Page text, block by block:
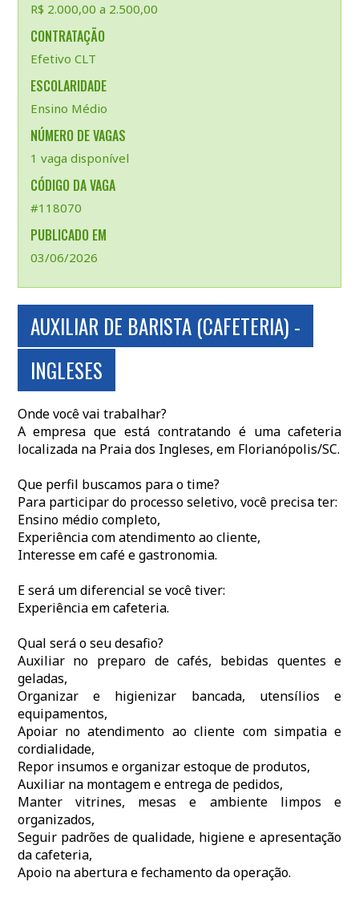
R$ 2.000,00 a 2.500,00
CONTRATAÇÃO
Efetivo CLT
ESCOLARIDADE
Ensino Médio
NÚMERO DE VAGAS
1 vaga disponível
CÓDIGO DA VAGA
#118070
PUBLICADO EM
03/06/2026
AUXILIAR DE BARISTA (CAFETERIA) -
INGLESES
Onde você vai trabalhar?
A empresa que está contratando é uma cafeteria
localizada na Praia dos Ingleses, em Florianópolis/SC.
Que perfil buscamos para o time?
Para participar do processo seletivo, você precisa ter:
Ensino médio completo,
Experiência com atendimento ao cliente,
Interesse em café e gastronomia.
E será um diferencial se você tiver:
Experiência em cafeteria.
Qual será o seu desafio?
Auxiliar no preparo de cafés, bebidas quentes e
geladas,
Organizar e higienizar bancada, utensílios e
equipamentos,
Apoiar no atendimento ao cliente com simpatia e
cordialidade,
Repor insumos e organizar estoque de produtos,
Auxiliar na montagem e entrega de pedidos,
Manter vitrines, mesas e ambiente limpos e
organizados,
Seguir padrões de qualidade, higiene e apresentação
da cafeteria,
Apoio na abertura e fechamento da operação.